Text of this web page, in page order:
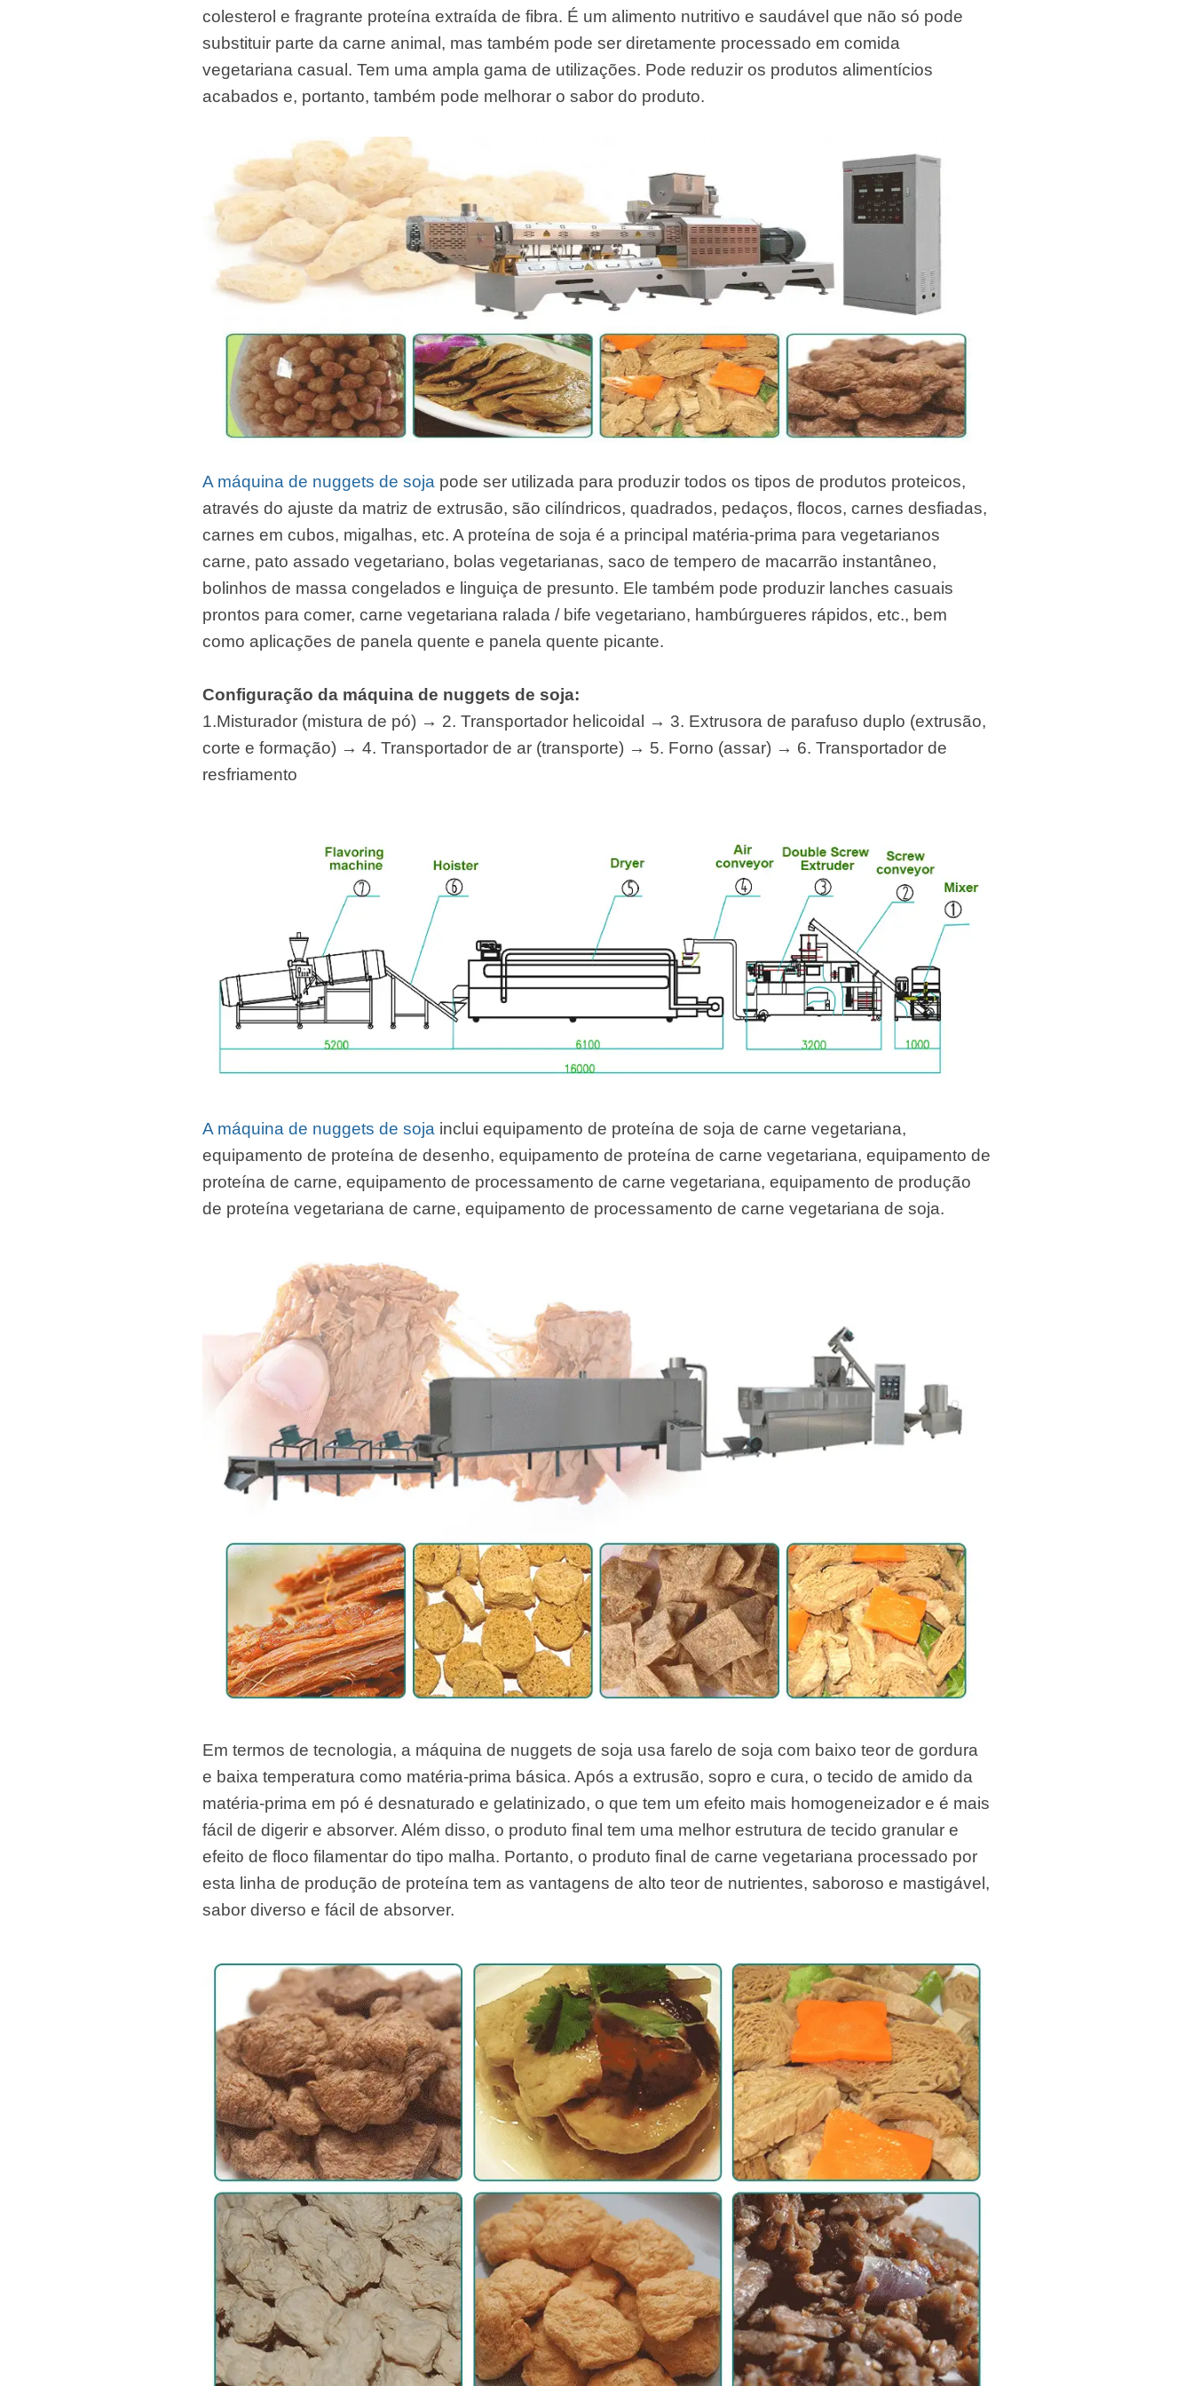
Equipment
Equipment
Microwave Drying Machine
Linha de Produção de
Macarrão
Linha de sistema de fritura
Linha de Embalagem de
Alimentos
macarrão instantâneo
colesterol e fragrante proteína extraída de fibra. É um alimento nutritivo e saudável que não só pode
substituir parte da carne animal, mas também pode ser diretamente processado em comida
vegetariana casual. Tem uma ampla gama de utilizações. Pode reduzir os produtos alimentícios
acabados e, portanto, também pode melhorar o sabor do produto.
A máquina de nuggets de soja pode ser utilizada para produzir todos os tipos de produtos proteicos,
através do ajuste da matriz de extrusão, são cilíndricos, quadrados, pedaços, flocos, carnes desfiadas,
carnes em cubos, migalhas, etc. A proteína de soja é a principal matéria-prima para vegetarianos
carne, pato assado vegetariano, bolas vegetarianas, saco de tempero de macarrão instantâneo,
bolinhos de massa congelados e linguiça de presunto. Ele também pode produzir lanches casuais
prontos para comer, carne vegetariana ralada / bife vegetariano, hambúrgueres rápidos, etc., bem
como aplicações de panela quente e panela quente picante.
Configuração da máquina de nuggets de soja:
1.Misturador (mistura de pó) → 2. Transportador helicoidal → 3. Extrusora de parafuso duplo (extrusão,
corte e formação) → 4. Transportador de ar (transporte) → 5. Forno (assar) → 6. Transportador de
resfriamento
A máquina de nuggets de soja inclui equipamento de proteína de soja de carne vegetariana,
equipamento de proteína de desenho, equipamento de proteína de carne vegetariana, equipamento de
proteína de carne, equipamento de processamento de carne vegetariana, equipamento de produção
de proteína vegetariana de carne, equipamento de processamento de carne vegetariana de soja.
Em termos de tecnologia, a máquina de nuggets de soja usa farelo de soja com baixo teor de gordura
e baixa temperatura como matéria-prima básica. Após a extrusão, sopro e cura, o tecido de amido da
matéria-prima em pó é desnaturado e gelatinizado, o que tem um efeito mais homogeneizador e é mais
fácil de digerir e absorver. Além disso, o produto final tem uma melhor estrutura de tecido granular e
efeito de floco filamentar do tipo malha. Portanto, o produto final de carne vegetariana processado por
esta linha de produção de proteína tem as vantagens de alto teor de nutrientes, saboroso e mastigável,
sabor diverso e fácil de absorver.